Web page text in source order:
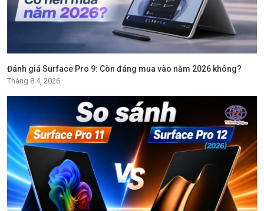
Đánh giá Surface Pro 9: Còn đáng mua vào năm 2026 không?
Tháng 8 4, 2026